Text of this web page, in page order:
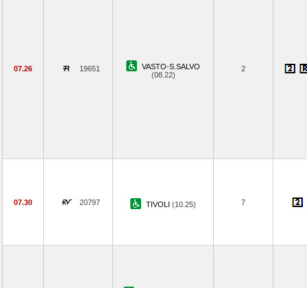
07.26 19651
VASTO-S.SALVO
(08.22)
2
07.30 20797 TIVOLI (10.25) 7